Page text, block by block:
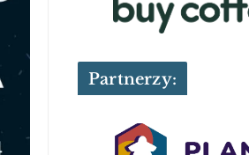
Partnerzy: